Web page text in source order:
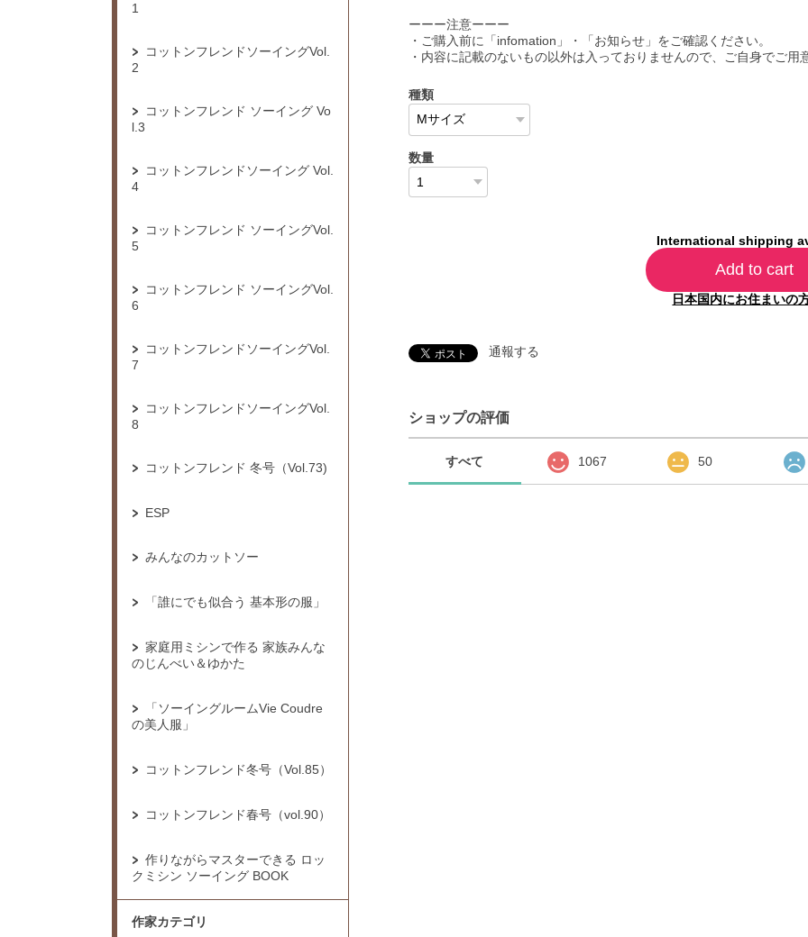
1
コットンフレンドソーイングVol.
2
コットンフレンド ソーイング Vo
l.3
コットンフレンドソーイング Vol.
4
コットンフレンド ソーイングVol.
5
コットンフレンド ソーイングVol.
6
コットンフレンドソーイングVol.
7
コットンフレンドソーイングVol.
8
コットンフレンド 冬号（Vol.73)
ESP
みんなのカットソー
「誰にでも似合う 基本形の服」
家庭用ミシンで作る 家族みんな
のじんべい＆ゆかた
「ソーイングルームVie Coudre
の美人服」
コットンフレンド冬号（Vol.85）
コットンフレンド春号（vol.90）
作りながらマスターできる ロッ
クミシン ソーイング BOOK
作家カテゴリ
ーーー注意ーーー
・ご購入前に「infomation」・「お知らせ」をご確認ください。
・内容に記載のないもの以外は入っておりませんので、ご自身でご用
種類
数量
International shipping
Add to cart
日本国内にお住まいの
通報する
ショップの評価
すべて 1067 50